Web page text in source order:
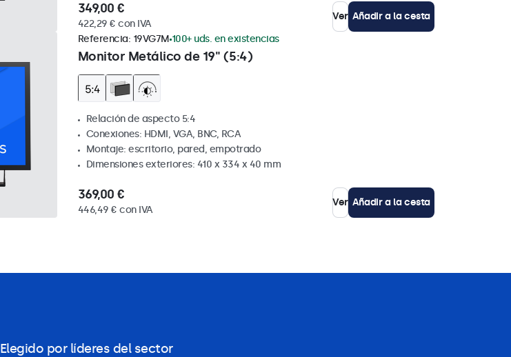
349,00 €
422,29 € con IVA
Ver Añadir a la cesta
Monitor Metálico de 19" (5:4)
Referencia: 19VG7M 100+ uds. en existencias
Relación de aspecto 5:4
Conexiones: HDMI, VGA, BNC, RCA
Montaje: escritorio, pared, empotrado
Dimensiones exteriores: 410 x 334 x 40 mm
369,00 €
446,49 € con IVA
Ver Añadir a la cesta
Elegido por líderes del sector